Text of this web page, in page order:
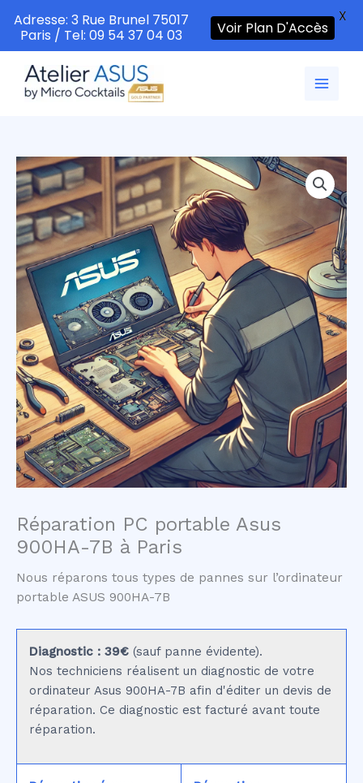
contenu
Réparation PC portable Asus
900HA-7B à Paris
Nous réparons tous types de pannes sur l’ordinateur
portable ASUS 900HA-7B
Diagnostic : 39€ (sauf panne évidente).
Nos techniciens réalisent un diagnostic de votre
ordinateur Asus 900HA-7B afin d'éditer un devis de
réparation. Ce diagnostic est facturé avant toute
réparation.
Adresse: 3 Rue Brunel 75017
Paris / Tel: 09 54 37 04 03
Voir Plan D'Accès
X